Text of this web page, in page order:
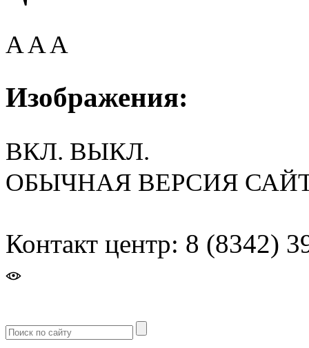
AAA
Изображения:
ВКЛ. ВЫКЛ.
ОБЫЧНАЯ ВЕРСИЯ
Контакт центр: 8 (8342)